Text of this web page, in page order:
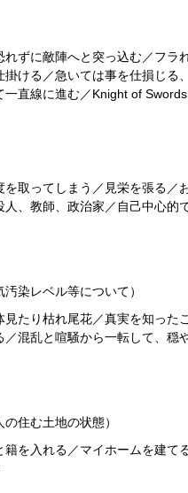
ずに敵陣へと突っ込む／フ
ける／急いては事を仕損じる
直線に進む／Knight of Swords
取ってしまう／見栄を張る
、教師、政治家／自己中心
染レベル等について）
たり枯れ尾花／真実を知っ
混乱と喧騒から一転して、
住む土地の状態）
を入れる／マイホームを建